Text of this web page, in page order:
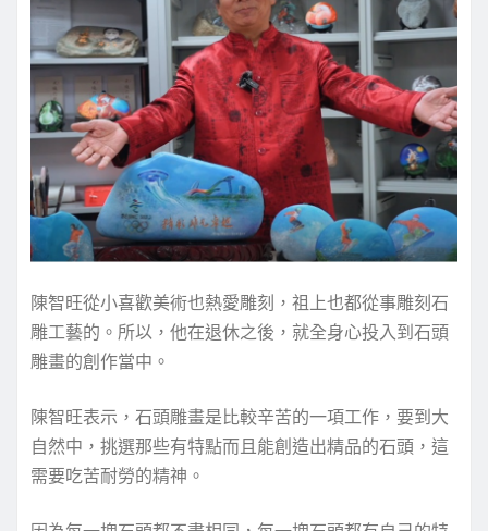
陳智旺從小喜歡美術也熱愛雕刻，祖上也都從事雕刻石
雕工藝的。所以，他在退休之後，就全身心投入到石頭
雕畫的創作當中。
陳智旺表示，石頭雕畫是比較辛苦的一項工作，要到大
自然中，挑選那些有特點而且能創造出精品的石頭，這
需要吃苦耐勞的精神。